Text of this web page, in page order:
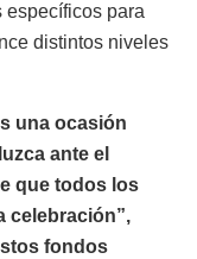
específicos para
distintos niveles
una ocasión
ante el
que todos los
celebración”,
fondos